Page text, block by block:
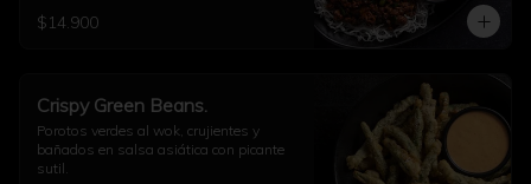
$14.900
Crispy Green Beans.
Porotos verdes al wok, crujientes y
bañados en salsa asiática con picante
sutil.